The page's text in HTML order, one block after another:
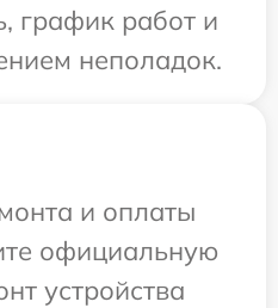
график работ и
неполадок.
и оплаты
официальную
устройства